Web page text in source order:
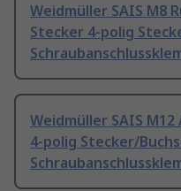
Weidmüller SAIS M8
Stecker 4-polig
Weidmüller SAIS M12
4-polig Stecker/